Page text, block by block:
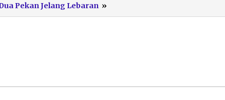
Pekan Jelang Lebaran »